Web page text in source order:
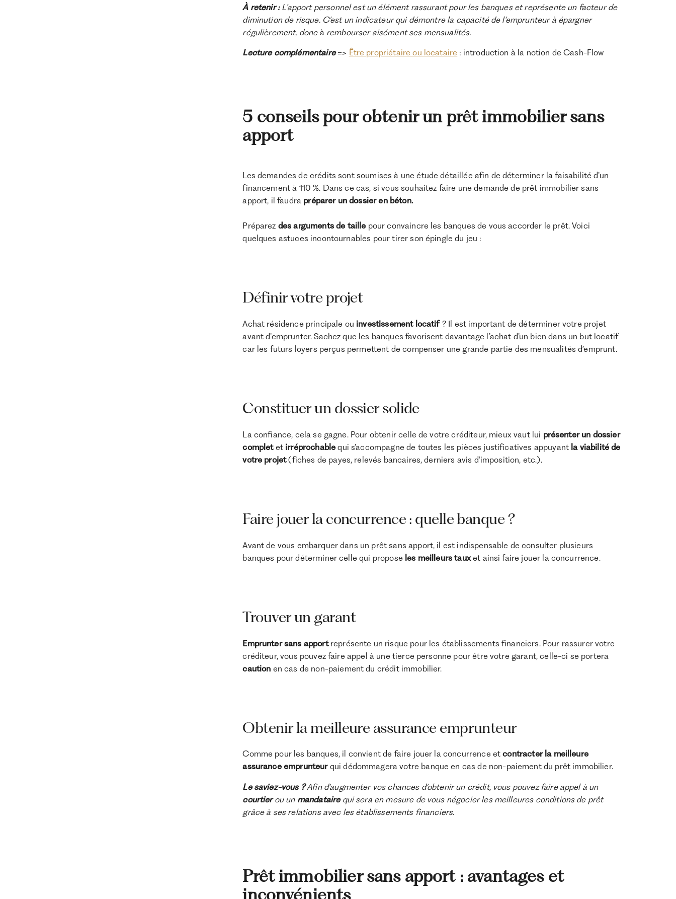
À retenir : L’apport personnel est un élément rassurant pour les banques et représente un facteur de
diminution de risque. C’est un indicateur qui démontre la capacité de l’emprunteur à épargner
régulièrement, donc à rembourser aisément ses mensualités.
Lecture complémentaire=> Être propriétaire ou locataire : introduction à la notion de Cash-Flow
5 conseils pour obtenir un prêt immobilier sans
apport
Les demandes de crédits sont soumises à une étude détaillée afin de déterminer la faisabilité d’un
financement à 110 %. Dans ce cas, si vous souhaitez faire une demande de prêt immobilier sans
apport, il faudra préparer un dossier en béton.
Préparez des arguments de taillepour convaincre les banques de vous accorder le prêt. Voici
quelques astuces incontournables pour tirer son épingle du jeu :
Définir votre projet
Achat résidence principale ou investissement locatif? Il est important de déterminer votre projet
avant d’emprunter. Sachez que les banques favorisent davantage l’achat d’un bien dans un but locatif
car les futurs loyers perçus permettent de compenser une grande partie des mensualités d’emprunt.
Constituer un dossier solide
La confiance, cela se gagne. Pour obtenir celle de votre créditeur, mieux vaut lui présenter un dossier
completet irréprochablequi s’accompagne de toutes les pièces justificatives appuyant la viabilité de
votre projet(fiches de payes, relevés bancaires, derniers avis d’imposition, etc.).
Faire jouer la concurrence : quelle banque ?
Avant de vous embarquer dans un prêt sans apport, il est indispensable de consulter plusieurs
banques pour déterminer celle qui propose les meilleurs tauxet ainsi faire jouer la concurrence.
Trouver un garant
Emprunter sans apportreprésente un risque pour les établissements financiers. Pour rassurer votre
créditeur, vous pouvez faire appel à une tierce personne pour être votre garant, celle-ci se portera
caution en cas de non-paiement du crédit immobilier.
Obtenir la meilleure assurance emprunteur
Comme pour les banques, il convient de faire jouer la concurrence et contracter la meilleure
assurance emprunteur qui dédommagera votre banque en cas de non-paiement du prêt immobilier.
Le saviez-vous ?Afin d’augmenter vos chances d’obtenir un crédit, vous pouvez faire appel à un
courtierou un mandataire qui sera en mesure de vous négocier les meilleures conditions de prêt
grâce à ses relations avec les établissements financiers.
Prêt immobilier sans apport : avantages et
inconvénients